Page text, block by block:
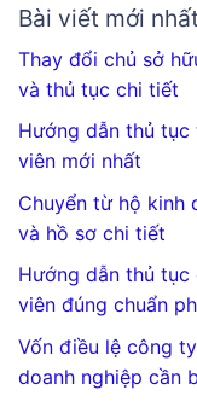
Bài viết mới nhất
Thay đổi chủ sở
và thủ tục chi tiết
Hướng dẫn thủ
viên mới nhất
Chuyển từ hộ kinh
và hồ sơ chi tiết
Hướng dẫn thủ
viên đúng chuẩn
Vốn điều lệ công
doanh nghiệp cần